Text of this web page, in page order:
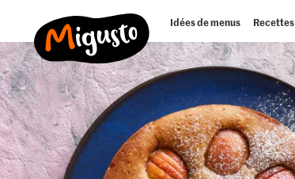
Idées de menus Recettes